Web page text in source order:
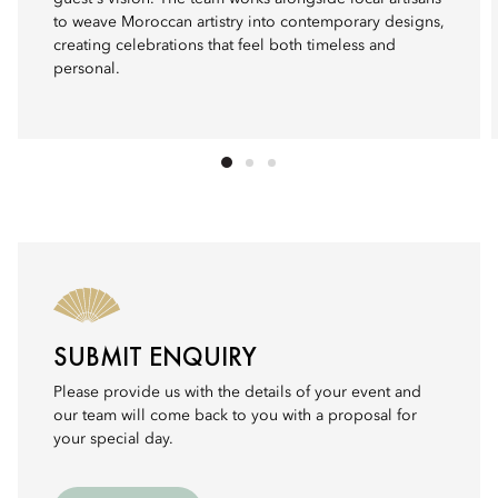
to weave Moroccan artistry into contemporary designs,
creating celebrations that feel both timeless and
personal.
SUBMIT ENQUIRY
Please provide us with the details of your event and
our team will come back to you with a proposal for
your special day.